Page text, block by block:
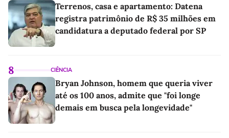
Terrenos, casa e apartamento: Datena
registra patrimônio de R$ 35 milhões em
candidatura a deputado federal por SP
8 CIÊNCIA
Bryan Johnson, homem que queria viver
até os 100 anos, admite que "foi longe
demais em busca pela longevidade"